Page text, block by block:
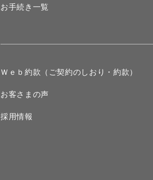
お手続き一覧
Ｗｅｂ約款（ご契約のしおり・約款）
お客さまの声
採用情報